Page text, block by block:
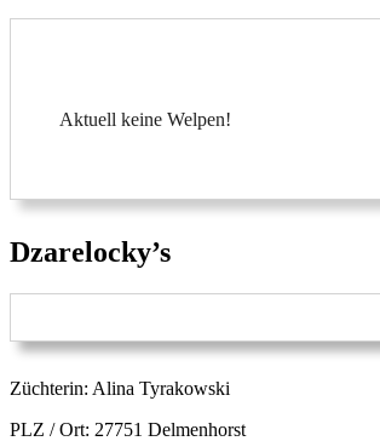
Aktuell keine Welpen!
Dzarelocky’s
Züchterin: Alina Tyrakowski
PLZ / Ort: 27751 Delmenhorst